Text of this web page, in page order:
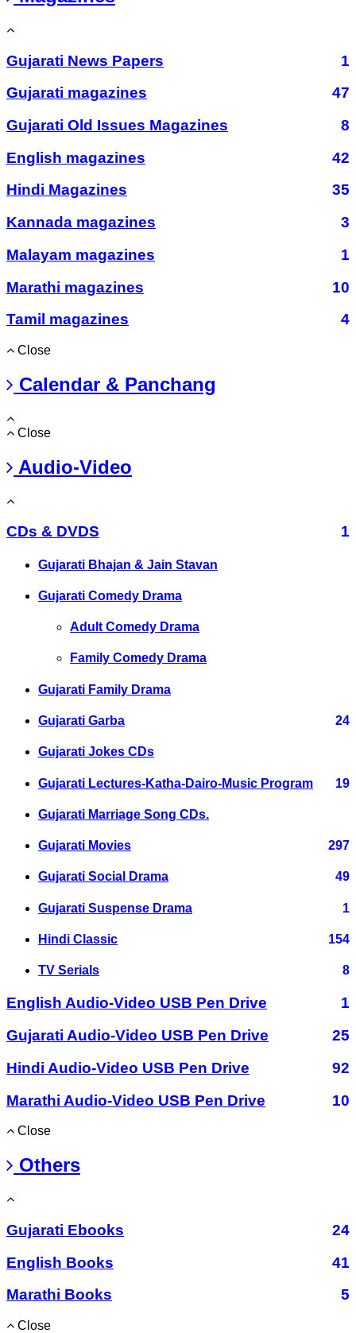
Gujarati News Papers
1
Gujarati magazines
47
Gujarati Old Issues Magazines
8
English magazines
42
Hindi Magazines
35
Kannada magazines
3
Malayam magazines
1
Marathi magazines
10
Tamil magazines
4
Close
Calendar & Panchang
Close
Audio-Video
CDs & DVDS 1
Gujarati Bhajan & Jain Stavan
Gujarati Comedy Drama
Adult Comedy Drama
Family Comedy Drama
Gujarati Family Drama
Gujarati Garba 24
Gujarati Jokes CDs
Gujarati Lectures-Katha-Dairo-Music Program 19
Gujarati Marriage Song CDs.
Gujarati Movies 297
Gujarati Social Drama 49
Gujarati Suspense Drama 1
Hindi Classic 154
TV Serials 8
English Audio-Video USB Pen Drive
1
Gujarati Audio-Video USB Pen Drive
25
Hindi Audio-Video USB Pen Drive
92
Marathi Audio-Video USB Pen Drive
10
Close
Others
Gujarati Ebooks
24
English Books
41
Marathi Books
5
Close